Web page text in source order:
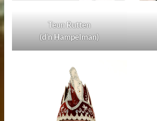
Teun Rutten
(d’n Hampelman)